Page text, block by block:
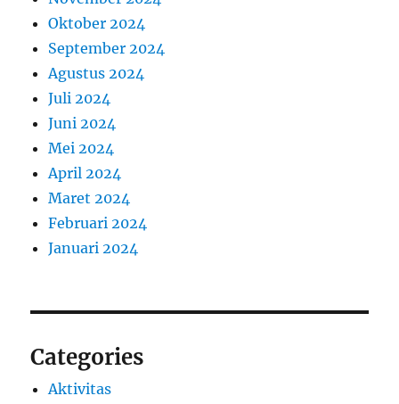
Oktober 2024
September 2024
Agustus 2024
Juli 2024
Juni 2024
Mei 2024
April 2024
Maret 2024
Februari 2024
Januari 2024
Categories
Aktivitas